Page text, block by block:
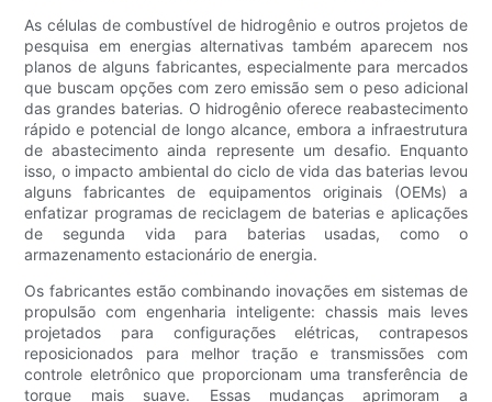
As células de combustível de hidrogênio e outros projetos de
pesquisa em energias alternativas também aparecem nos
planos de alguns fabricantes, especialmente para mercados
que buscam opções com zero emissão sem o peso adicional
das grandes baterias. O hidrogênio oferece reabastecimento
rápido e potencial de longo alcance, embora a infraestrutura
de abastecimento ainda represente um desafio. Enquanto
isso, o impacto ambiental do ciclo de vida das baterias levou
alguns fabricantes de equipamentos originais (OEMs) a
enfatizar programas de reciclagem de baterias e aplicações
de segunda vida para baterias usadas, como o
armazenamento estacionário de energia.
Os fabricantes estão combinando inovações em sistemas de
propulsão com engenharia inteligente: chassis mais leves
projetados para configurações elétricas, contrapesos
reposicionados para melhor tração e transmissões com
controle eletrônico que proporcionam uma transferência de
torque mais suave. Essas mudanças aprimoram a